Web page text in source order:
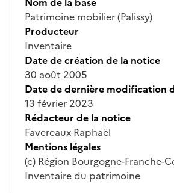
Patrimoine mobilier (Palissy)
Producteur
Inventaire
Date de création de la notice
30 août 2005
Date de dernière modification
13 février 2023
Rédacteur de la notice
Favereaux Raphaël
Mentions légales
(c) Région Bourgogne-Franche-
Inventaire du patrimoine